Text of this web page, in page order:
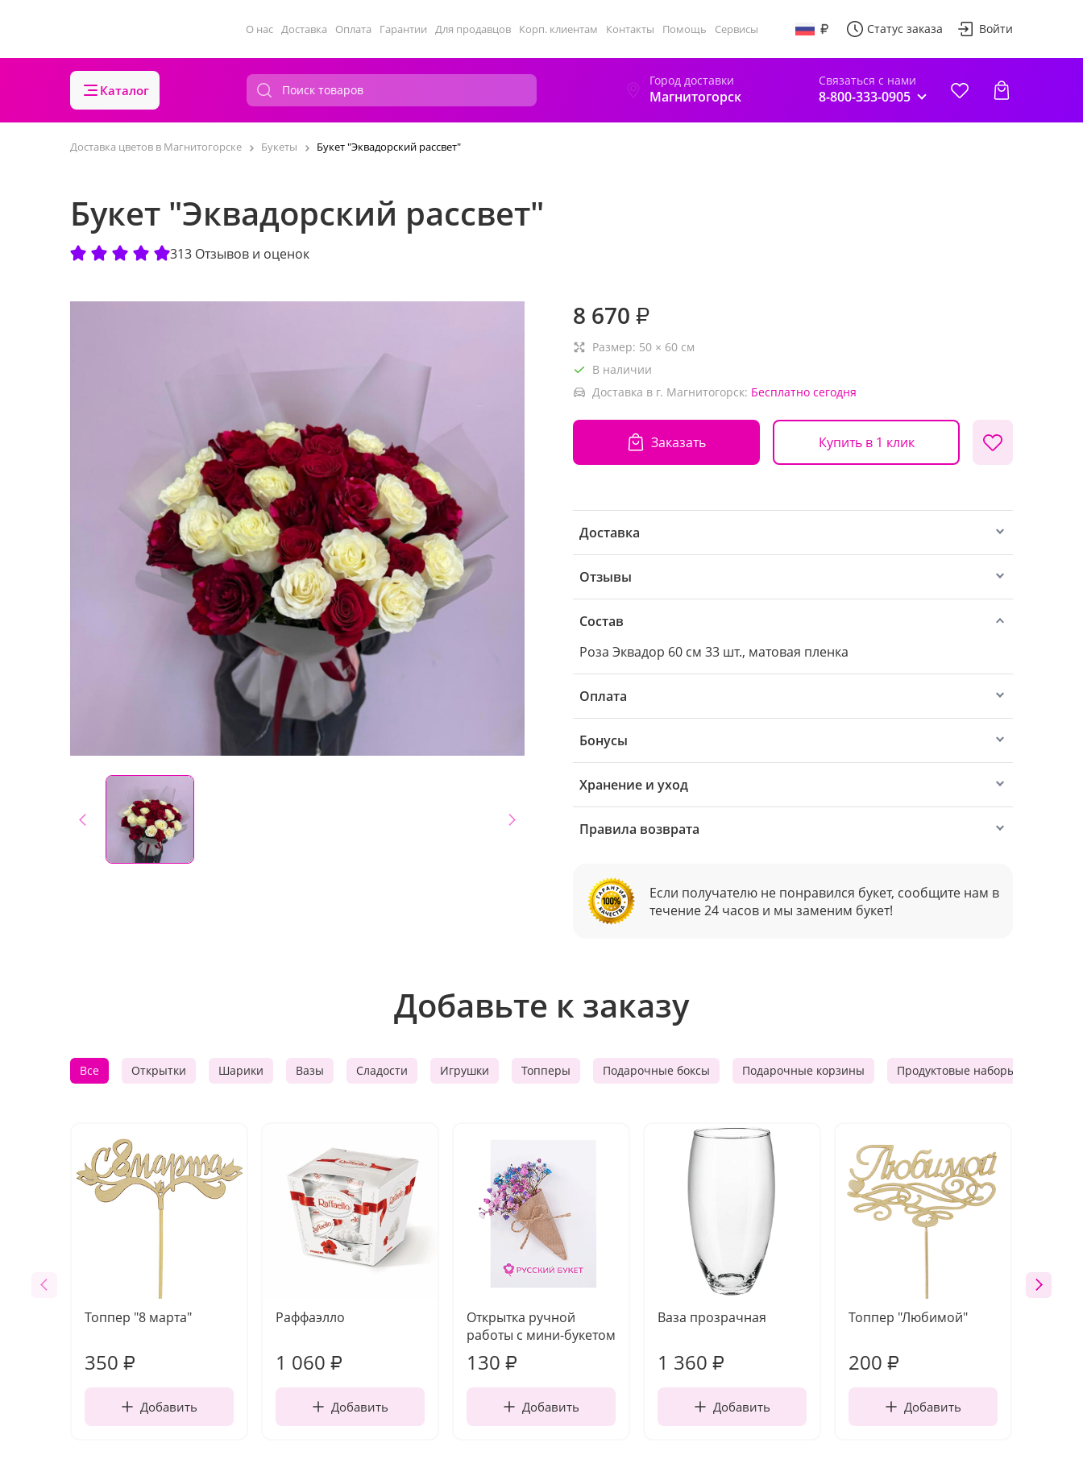
О нас Доставка Оплата Гарантии Для продавцов Корп. клиентам Контакты Помощь Сервисы Статус заказа Войти
Каталог
Город доставки
Магнитогорск
Связаться с нами
8-800-333-0905
Доставка цветов в Магнитогорске Букеты Букет "Эквадорский рассвет"
Букет "Эквадорский рассвет"
313 Отзывов и оценок
8 670 ₽
Размер: 50 × 60 см
В наличии
Доставка в г. Магнитогорск: Бесплатно сегодня
Заказать Купить в 1 клик
Доставка
Отзывы
Состав
Роза Эквадор 60 см 33 шт., матовая пленка
Оплата
Бонусы
Хранение и уход
Правила возврата
Если получателю не понравился букет, сообщите нам в
течение 24 часов и мы заменим букет!
Добавьте к заказу
Все Открытки Шарики Вазы Сладости Игрушки Топперы Подарочные боксы Подарочные корзины Продуктовые наборы
Топпер "8 марта"
350 ₽
Добавить
Раффаэлло
1 060 ₽
Добавить
Открытка ручной
работы с мини-букетом
130 ₽
Добавить
Ваза прозрачная
1 360 ₽
Добавить
Топпер "Любимой"
200 ₽
Добавить